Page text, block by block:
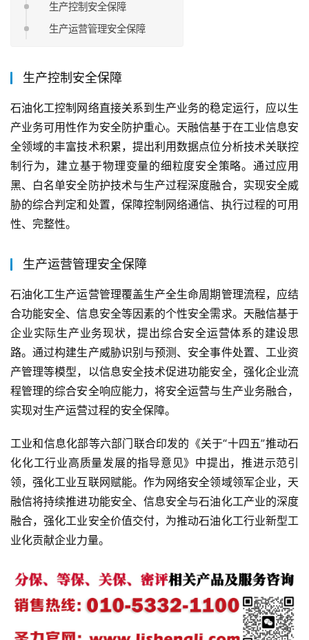
生产控制安全保障
生产运营管理安全保障
生产控制安全保障
石油化工控制网络直接关系到生产业务的稳定运行，应以生
产业务可用性作为安全防护重心。天融信基于在工业信息安
全领域的丰富技术积累，提出利用数据点位分析技术关联控
制行为，建立基于物理变量的细粒度安全策略。通过应用
黑、白名单安全防护技术与生产过程深度融合，实现安全威
胁的综合判定和处置，保障控制网络通信、执行过程的可用
性、完整性。
生产运营管理安全保障
石油化工生产运营管理覆盖生产全生命周期管理流程，应结
合功能安全、信息安全等因素的个性安全需求。天融信基于
企业实际生产业务现状，提出综合安全运营体系的建设思
路。通过构建生产威胁识别与预测、安全事件处置、工业资
产管理等模型，以信息安全技术促进功能安全，强化企业流
程管理的综合安全响应能力，将安全运营与生产业务融合，
实现对生产运营过程的安全保障。
工业和信息化部等六部门联合印发的《关于“十四五”推动石
化化工行业高质量发展的指导意见》中提出，推进示范引
领，强化工业互联网赋能。作为网络安全领域领军企业，天
融信将持续推进功能安全、信息安全与石油化工产业的深度
融合，强化工业安全价值交付，为推动石油化工行业新型工
业化贡献企业力量。